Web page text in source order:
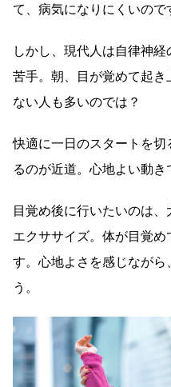
て、病気になりにくいので
しかし、現代人は自律神
苦手。朝、目が覚めて起
ない人も多いのでは？
快適に一日のスタートを
るのが近道。心地よい動き
目覚め後に行いたいのは
エクササイズ。体が目覚
す。心地よさを感じながら
う。